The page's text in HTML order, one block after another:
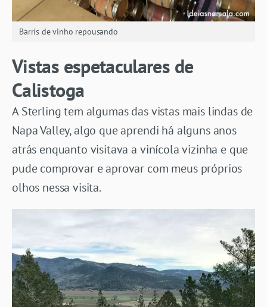
Barrís de vinho repousando
Vistas espetaculares de
Calistoga
A Sterling tem algumas das vistas mais lindas de
Napa Valley, algo que aprendi há alguns anos
atrás enquanto visitava a vinícola vizinha e que
pude comprovar e aprovar com meus próprios
olhos nessa visita.